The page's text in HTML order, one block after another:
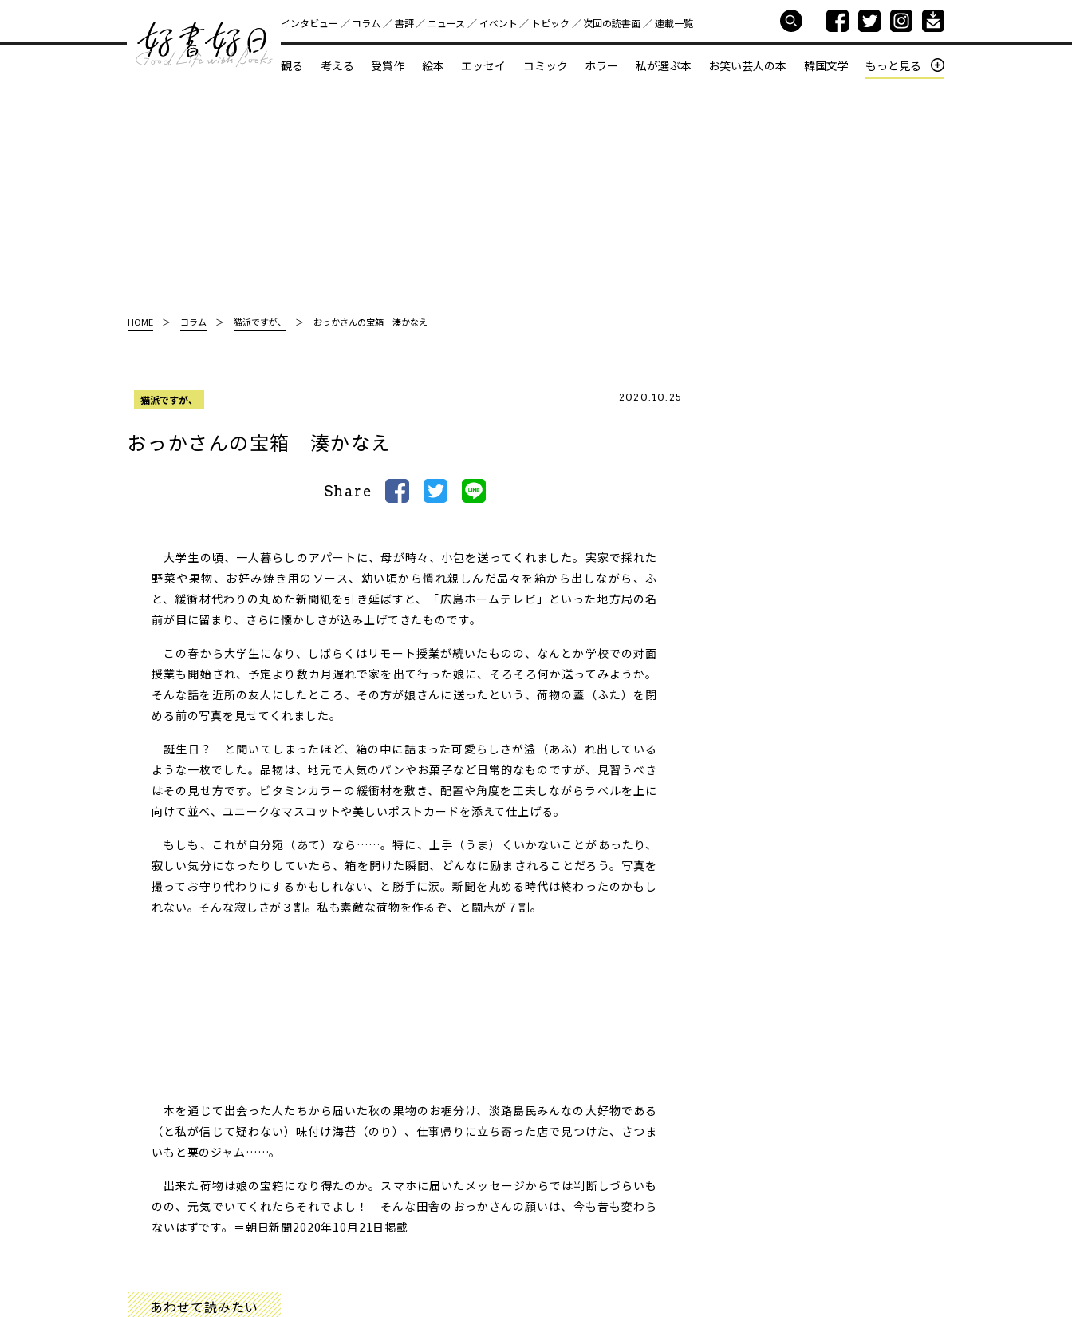
好書好日
インタビュー コラム 書評 ニュース イベント トピック 次回の読書⾯ 連載一覧
観る 考える 受賞作 絵本 エッセイ コミック ホラー 私が選ぶ本 お笑い芸人の本 韓国文学 もっと見る
HOME コラム 猫派ですが、 おっかさんの宝箱 湊かなえ
猫派ですが、 2020.10.25
おっかさんの宝箱 湊かなえ
Share
大学生の頃、一人暮らしのアパートに、母が時々、小包を送ってくれました。実家で採れた
野菜や果物、お好み焼き用のソース、幼い頃から慣れ親しんだ品々を箱から出しながら、ふ
と、緩衝材代わりの丸めた新聞紙を引き延ばすと、「広島ホームテレビ」といった地方局の名
前が目に留まり、さらに懐かしさが込み上げてきたものです。
この春から大学生になり、しばらくはリモート授業が続いたものの、なんとか学校での対面
授業も開始され、予定より数カ月遅れで家を出て行った娘に、そろそろ何か送ってみようか。
そんな話を近所の友人にしたところ、その方が娘さんに送ったという、荷物の蓋（ふた）を閉
める前の写真を見せてくれました。
誕生日？ と聞いてしまったほど、箱の中に詰まった可愛らしさが溢（あふ）れ出している
ような一枚でした。品物は、地元で人気のパンやお菓子など日常的なものですが、見習うべき
はその見せ方です。ビタミンカラーの緩衝材を敷き、配置や角度を工夫しながらラベルを上に
向けて並べ、ユニークなマスコットや美しいポストカードを添えて仕上げる。
もしも、これが自分宛（あて）なら……。特に、上手（うま）くいかないことがあったり、
寂しい気分になったりしていたら、箱を開けた瞬間、どんなに励まされることだろう。写真を
撮ってお守り代わりにするかもしれない、と勝手に涙。新聞を丸める時代は終わったのかもし
れない。そんな寂しさが３割。私も素敵な荷物を作るぞ、と闘志が７割。
本を通じて出会った人たちから届いた秋の果物のお裾分け、淡路島民みんなの大好物である
（と私が信じて疑わない）味付け海苔（のり）、仕事帰りに立ち寄った店で見つけた、さつま
いもと栗のジャム……。
出来た荷物は娘の宝箱になり得たのか。スマホに届いたメッセージからでは判断しづらいも
のの、元気でいてくれたらそれでよし！ そんな田舎のおっかさんの願いは、今も昔も変わら
ないはずです。＝朝日新聞2020年10月21日掲載
あわせて読みたい